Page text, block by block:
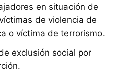
en situación de
de violencia de
o víctima de terrorismo.
exclusión social por